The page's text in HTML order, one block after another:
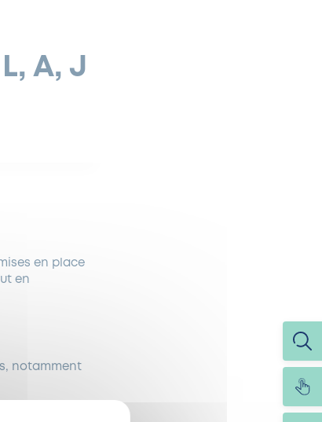
A, J
en place
en
notamment